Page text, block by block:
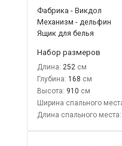
Фабрика - Викдол
Механизм - дельфин
Ящик для белья
Набор размеров
Длина: 252
Глубина: 168
Высота: 910
Ширина спального
Длина спального места: